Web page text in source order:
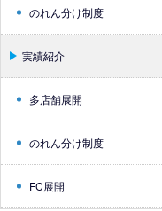
のれん分け制度
実績紹介
多店舗展開
のれん分け制度
FC展開